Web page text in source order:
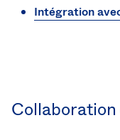
Intégration